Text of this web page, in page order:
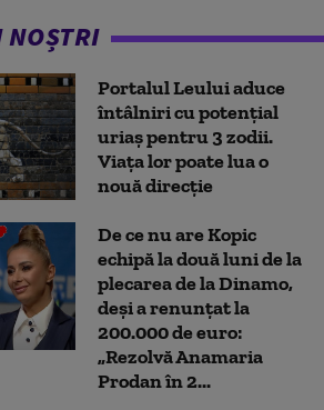
NOȘTRI
Portalul Leului aduce
întâlniri cu potențial
uriaș pentru 3 zodii.
Viața lor poate lua o
nouă direcție
De ce nu are Kopic
echipă la două luni de la
plecarea de la Dinamo,
deși a renunțat la
200.000 de euro:
„Rezolvă Anamaria
Prodan în 2...